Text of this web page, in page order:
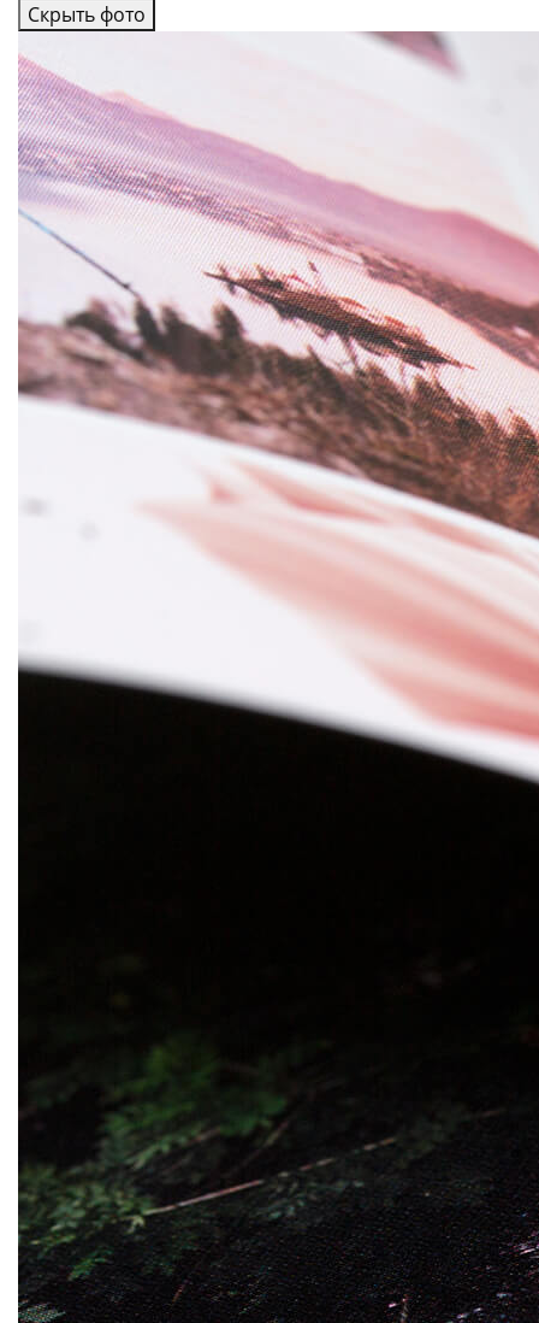
Скрыть фото